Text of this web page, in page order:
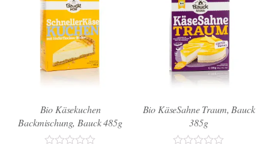
Bio Käsekuchen
Backmischung, Bauck 485g
Bio KäseSahne Traum, Bauck
385g